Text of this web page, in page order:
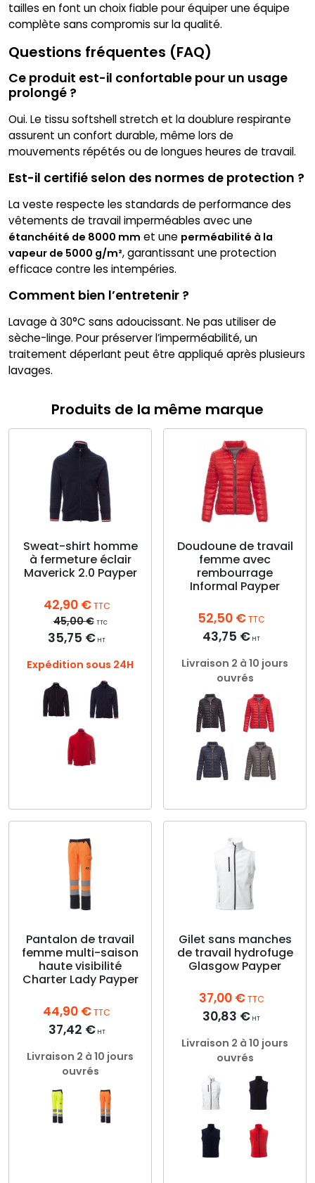
tailles en font un choix fiable pour équiper une équipe
complète sans compromis sur la qualité.
Questions fréquentes (FAQ)
Ce produit est-il confortable pour un usage
prolongé ?
Oui. Le tissu softshell stretch et la doublure respirante
assurent un confort durable, même lors de
mouvements répétés ou de longues heures de travail.
Est-il certifié selon des normes de protection ?
La veste respecte les standards de performance des
vêtements de travail imperméables avec une
étanchéité de 8000 mm et une perméabilité à la
vapeur de 5000 g/m², garantissant une protection
efficace contre les intempéries.
Comment bien l’entretenir ?
Lavage à 30°C sans adoucissant. Ne pas utiliser de
sèche-linge. Pour préserver l’imperméabilité, un
traitement déperlant peut être appliqué après plusieurs
lavages.
Produits de la même marque
Sweat-shirt homme
à fermeture éclair
Maverick 2.0 Payper
42,90 € TTC
45,00€ TTC
35,75 € HT
Expédition sous 24H
produit
a
plusieurs
variations.
Les
options
peuvent
être
sur
la
page
du
Doudoune de travail
femme avec
rembourrage
Informal Payper
52,50 €TTC
43,75 € HT
Livraison 2 à 10 jours
ouvrés
produit
plusieurs
variations.
Les
options
peuvent
choisies
sur
la
du
produit
Pantalon de travail
femme multi-saison
haute visibilité
Charter Lady Payper
44,90 €TTC
37,42 € HT
Livraison 2 à 10 jours
ouvrés
Gilet sans manches
de travail hydrofuge
Glasgow Payper
37,00 € TTC
30,83 € HT
Livraison 2 à 10 jours
ouvrés